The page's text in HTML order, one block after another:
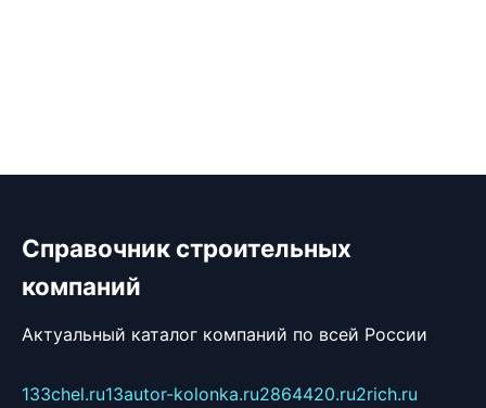
Справочник строительных
компаний
Актуальный каталог компаний по всей России
133chel.ru13autor-kolonka.ru2864420.ru2rich.ru